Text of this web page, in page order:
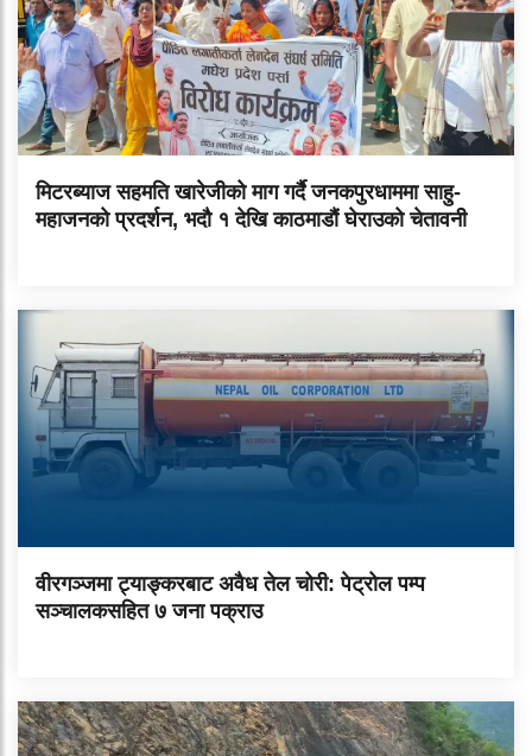
मिटरब्याज सहमति खारेजीको माग गर्दै जनकपुरधाममा साहु-
महाजनको प्रदर्शन, भदौ १ देखि काठमाडौं घेराउको चेतावनी
वीरगञ्जमा ट्याङ्करबाट अवैध तेल चोरी: पेट्रोल पम्प
सञ्चालकसहित ७ जना पक्राउ